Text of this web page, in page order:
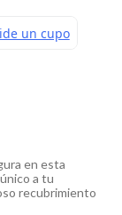
en esta
a tu
recubrimiento